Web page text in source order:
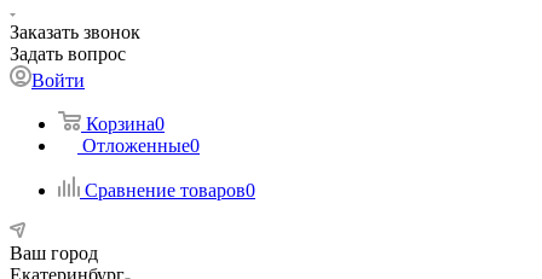
Заказать звонок
Задать вопрос
Войти
Корзина0
Отложенные0
Сравнение товаров0
Ваш город
Екатеринбург